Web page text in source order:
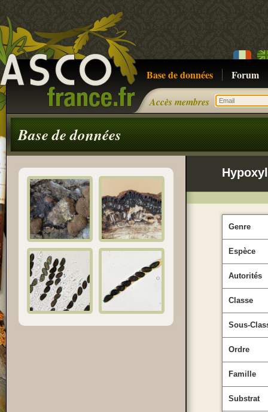
Base de données Forum
Accès membres
Base de données
Genre
Espèce
Autorités
Classe
Sous-
Ordre
Famille
Substrat